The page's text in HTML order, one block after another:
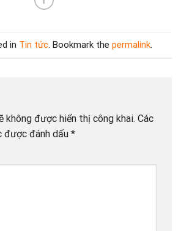
in Tin tức. Bookmark the permalink.
không được hiển thị công khai. Các
đánh dấu *